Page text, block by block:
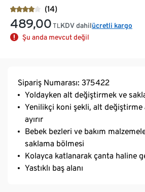
(14)
489,00 TL KDV dahilücretli kargo
Şu anda mevcut değil
Sipariş Numarası: 375422
Yoldayken alt değiştirmek ve
Yenilikçi koni şekli, alt değiştirme
ayırır
Bebek bezleri ve bakım
saklama bölmesi
Kolayca katlanarak çanta haline
Yastıklı baş alanı